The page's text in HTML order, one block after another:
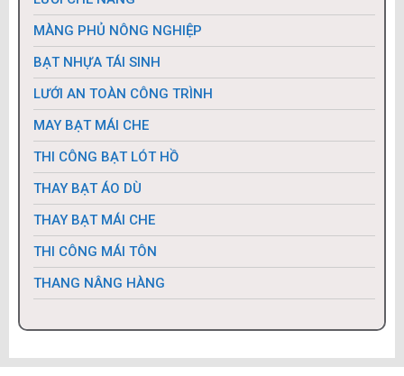
BẠT NHỰA ĐEN HDPE
MÀNG CHỐNG THẤM HDPE
LƯỚI CHE NẮNG
MÀNG PHỦ NÔNG NGHIỆP
BẠT NHỰA TÁI SINH
LƯỚI AN TOÀN CÔNG TRÌNH
MAY BẠT MÁI CHE
THI CÔNG BẠT LÓT HỒ
THAY BẠT ÁO DÙ
THANG NÂNG HÀNG